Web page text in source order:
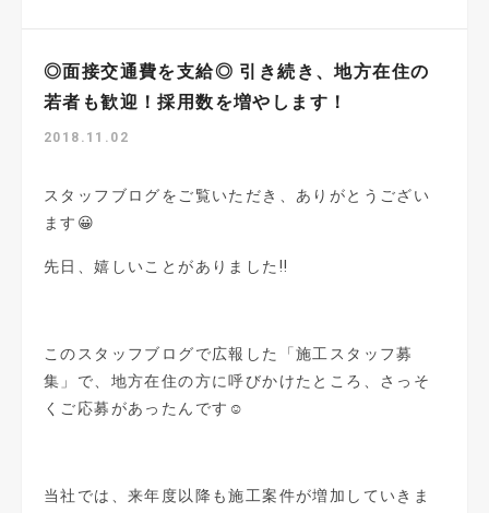
◎面接交通費を支給◎ 引き続き、地方在住の
若者も歓迎！採用数を増やします！
2018.11.02
スタッフブログをご覧いただき、ありがとうござい
ます😀
先日、嬉しいことがありました‼️
このスタッフブログで広報した「施工スタッフ募
集」で、地方在住の方に呼びかけたところ、さっそ
くご応募があったんです☺️
当社では、来年度以降も施工案件が増加していきま